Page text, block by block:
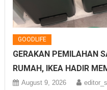
GOODLIFE
GERAKAN PEMILAHAN
RUMAH, IKEA HADIR
August 9, 2026